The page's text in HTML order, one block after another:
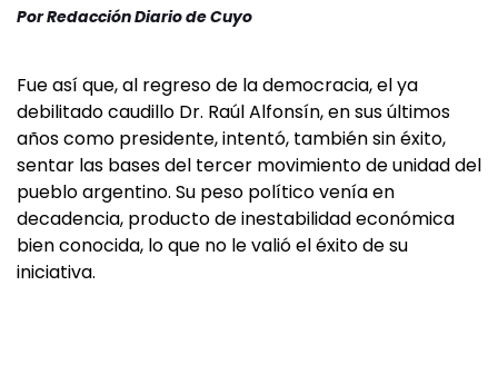
PorRedacción Diario de Cuyo
Fue así que, al regreso de la democracia, el ya
debilitado caudillo Dr. Raúl Alfonsín, en sus últimos
años como presidente, intentó, también sin éxito,
sentar las bases del tercer movimiento de unidad del
pueblo argentino. Su peso político venía en
decadencia, producto de inestabilidad económica
bien conocida, lo que no le valió el éxito de su
iniciativa.